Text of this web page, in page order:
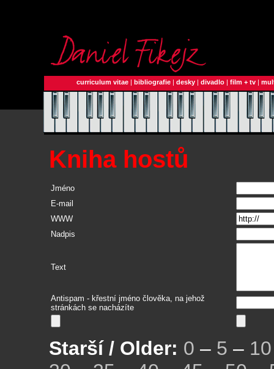
curriculum vitae | bibliografie | desky | divadlo | film + tv |
Kniha hostů
Jméno
E-mail
WWW
Nadpis
Text
Antispam - křestní jméno člověka, na jehož
stránkách se nacházíte
Starší / Older: 0 – 5 – 10